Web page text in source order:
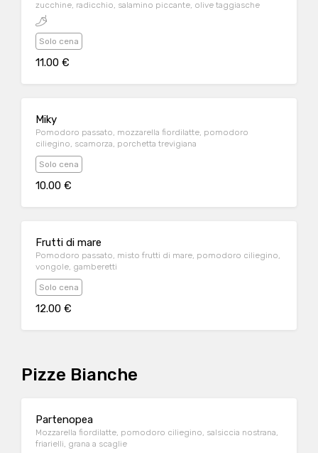
zucchine, radicchio, salamino piccante, olive taggiasche
Solo cena
11.00 €
Miky
Pomodoro passato, mozzarella fiordilatte, pomodoro
ciliegino, scamorza, porchetta trevigiana
Solo cena
10.00 €
Frutti di mare
Pomodoro passato, misto frutti di mare, pomodoro ciliegino,
vongole, gamberetti
Solo cena
12.00 €
Pizze Bianche
Partenopea
Mozzarella fiordilatte, pomodoro ciliegino, salsiccia nostrana,
friarielli, grana a scaglie